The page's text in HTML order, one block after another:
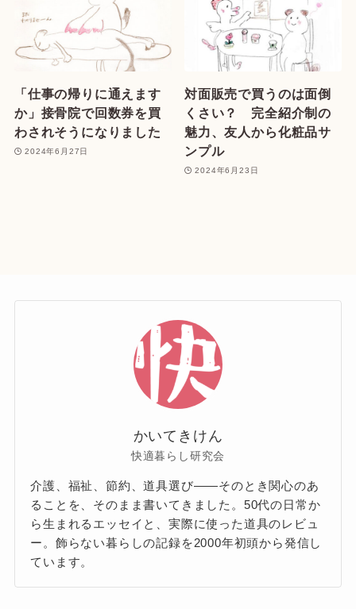
「仕事の帰りに通えます
か」接骨院で回数券を買
わされそうになりました
2024年6月27日
対面販売で買うのは面倒
くさい？ 完全紹介制の
魅力、友人から化粧品サ
ンプル
2024年6月23日
かいてきけん
快適暮らし研究会
介護、福祉、節約、道具選び——そのとき関心のあ
ることを、そのまま書いてきました。50代の日常か
ら生まれるエッセイと、実際に使った道具のレビュ
ー。飾らない暮らしの記録を2000年初頭から発信し
ています。